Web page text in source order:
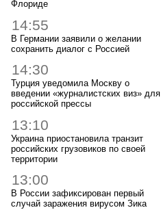
Флориде
14:55
В Германии заявили о желании
сохранить диалог с Россией
14:30
Турция уведомила Москву о
введении «журналистских виз» для
российской прессы
13:10
Украина приостановила транзит
российских грузовиков по своей
территории
13:00
В России зафиксирован первый
случай заражения вирусом Зика